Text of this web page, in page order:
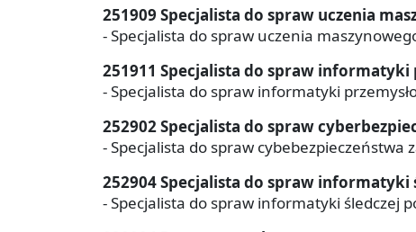
251909 Specjalista do spraw uczenia
- Specjalista do spraw uczenia
251911 Specjalista do spraw informatyki
- Specjalista do spraw informatyki
252902 Specjalista do spraw
- Specjalista do spraw
252904 Specjalista do spraw informatyki
- Specjalista do spraw informatyki śledczej